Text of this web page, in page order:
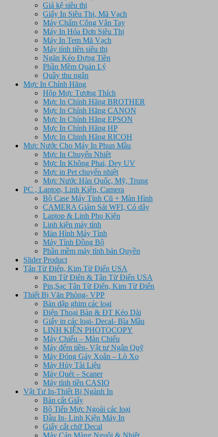
Giá kệ siêu thị
Giấy In Siêu Thị, Mã Vạch
Máy Chấm Công Vân Tay
Máy In Hóa Đơn Siêu Thị
Máy In Tem Mã Vạch
Máy tính tiền siêu thị
Ngăn Kéo Đựng Tiền
Phần Mềm Quản Lý
Quầy thu ngân
Mực In Chính Hãng
Hộp Mực Tương Thích
Mực In Chính Hãng BROTHER
Mực In Chính Hãng CANON
Mực In Chính Hãng EPSON
Mực In Chính Hãng HP
Mực In Chinh Hãng RICOH
Mưc Nước Cho Máy In Phun Mầu
Mực In Chuyển Nhiêt
Mực In Không Phai, Dey UV
Mực in Pet chuyển nhiệt
Mực Nước Hàn Quốc, Mỹ, Trung
PC , Laptop, Linh Kiện, Camera
Bộ Case Máy Tính Cũ + Màn Hình
CAMERA Giám Sát WFI, Có dây
Laptop & Linh Phụ Kiện
Linh kiện máy tính
Màn Hình Máy Tính
Máy Tính Đồng Bộ
Phần mềm máy tính bản Quyền
Slider Product
Tân Từ Điển, Kim Từ Điển USA
Kim Từ Điên & Tân Từ Điển USA
Pin,Sạc Tân Từ Điển, Kim Từ Điển
Thiết Bị Văn Phòng- VPP
Bàn dập ghim các loại
Điện Thoại Bàn & ĐT Kéo Dài
Giấy in các loại- Decal- Bìa Mầu
LINH KIỆN PHOTOCOPY
Máy Chiếu – Màn Chiếu
Máy đếm tiền- Vật tư Ngân Quỹ
Máy Đóng Gáy Xoắn – Lò Xo
Máy Hủy Tài Liệu
Máy Quét – Scaner
Máy tính tiền CASIO
Vật Tư In-Thiết Bị Ngành In
Bàn cắt Giấy
Bộ Tiếp Mực Ngoài các loại
Đầu In- Linh Kiện Máy In
Giấy cắt chữ Decal
Máy Cán Màng Nguội & Nhiệt